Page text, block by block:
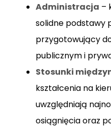
Administracja –
solidne podstawy
przygotowujący
publicznym i
Stosunki
kształcenia na
uwzględniają
osiągnięcia oraz